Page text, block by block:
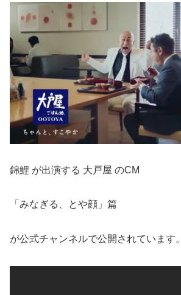
錦鯉 が出演する 大戸屋 のCM
「みなぎる、とや顔」篇
が公式チャンネルで公開されています。